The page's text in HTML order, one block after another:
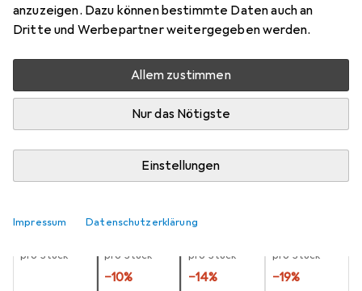
anzuzeigen. Dazu können bestimmte Daten auch an
Dritte und Werbepartner weitergegeben werden.
Allem zustimmen
Nur das Nötigste
Einstellungen
Impressum Datenschutzerklärung
Bewertungen Marke
Zwischen Di, 18.8. und Mi, 2.9. geliefert
10 Stück an Lager beim Lieferanten
Benachrichtigen, wenn schneller verfügbar
1 Stück
pro Stück
pro Stück
−10%
3 Stück
pro Stück
−14%
pro Stück
−19%